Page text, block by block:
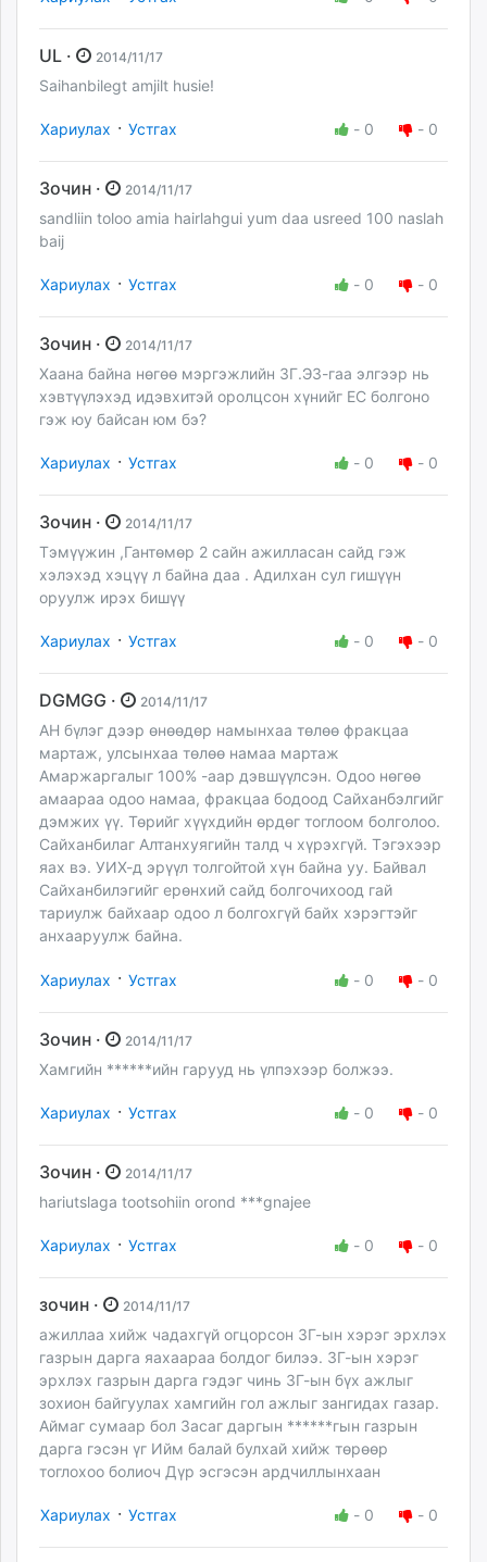
UL · 2014/11/17
Saihanbilegt amjilt husie!
Хариулах · Устгах - 0 - 0
Зочин · 2014/11/17
sandliin toloo amia hairlahgui yum daa usreed 100 naslah
baij
Хариулах · Устгах - 0 - 0
Зочин · 2014/11/17
Хаана байна нөгөө мэргэжлийн ЗГ.ЭЗ-гаа элгээр нь
хэвтүүлэхэд идэвхитэй оролцсон хүнийг ЕС болгоно
гэж юу байсан юм бэ?
Хариулах · Устгах - 0 - 0
Зочин · 2014/11/17
Тэмүүжин ,Гантөмөр 2 сайн ажилласан сайд гэж
хэлэхэд хэцүү л байна даа . Адилхан сул гишүүн
оруулж ирэх бишүү
Хариулах · Устгах - 0 - 0
DGMGG · 2014/11/17
АН бүлэг дээр өнөөдөр намынхаа төлөө фракцаа
мартаж, улсынхаа төлөө намаа мартаж
Амаржаргалыг 100% -аар дэвшүүлсэн. Одоо нөгөө
амаараа одоо намаа, фракцаа бодоод Сайханбэлгийг
дэмжих үү. Төрийг хүүхдийн өрдөг тоглоом болголоо.
Сайханбилаг Алтанхуягийн талд ч хүрэхгүй. Тэгэхээр
яах вэ. УИХ-д эрүүл толгойтой хүн байна уу. Байвал
Сайханбилэгийг ерөнхий сайд болгочихоод гай
тариулж байхаар одоо л болгохгүй байх хэрэгтэйг
анхааруулж байна.
Хариулах · Устгах - 0 - 0
Зочин · 2014/11/17
Хамгийн ******ийн гарууд нь үлпэхээр болжээ.
Хариулах · Устгах - 0 - 0
Зочин · 2014/11/17
hariutslaga tootsohiin orond ***gnajee
Хариулах · Устгах - 0 - 0
зочин · 2014/11/17
ажиллаа хийж чадахгүй огцорсон ЗГ-ын хэрэг эрхлэх
газрын дарга яахаараа болдог билээ. ЗГ-ын хэрэг
эрхлэх газрын дарга гэдэг чинь ЗГ-ын бүх ажлыг
зохион байгуулах хамгийн гол ажлыг зангидах газар.
Аймаг сумаар бол Засаг даргын ******гын газрын
дарга гэсэн үг Ийм балай булхай хийж төрөөр
тоглохоо болиоч Дүр эсгэсэн ардчиллынхаан
Хариулах · Устгах - 0 - 0